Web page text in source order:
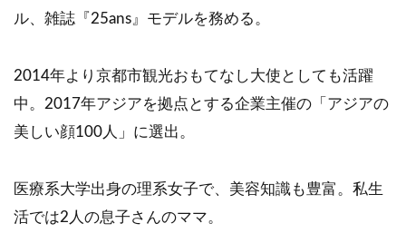
ル、雑誌『25ans』モデルを務める。
2014年より京都市観光おもてなし大使としても活躍
中。2017年アジアを拠点とする企業主催の「アジアの
美しい顔100人」に選出。
医療系大学出身の理系女子で、美容知識も豊富。私生
活では2人の息子さんのママ。